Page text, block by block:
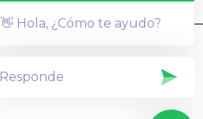
👋 Hola, ¿Cómo te ayudo?